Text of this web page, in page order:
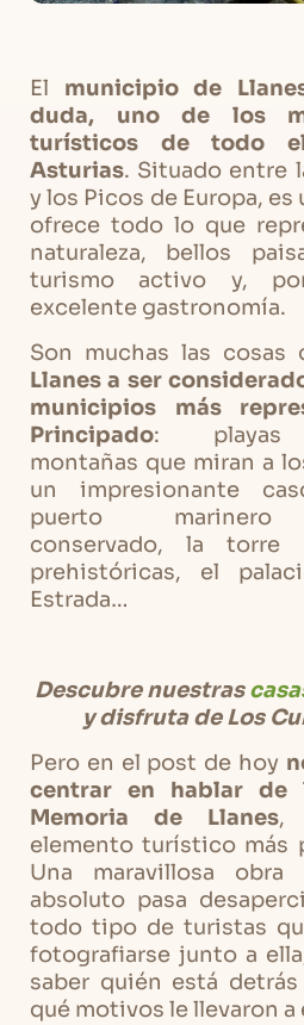
El municipio de
duda, uno de los
turísticos de todo
Asturias. Situado entre
y los Picos de Europa,
ofrece todo lo que
naturaleza, bellos
turismo activo y,
excelente gastronomía.
Son muchas las cosas
Llanes a ser
municipios más
Principado: playas
montañas que miran a
un impresionante
puerto marinero
conservado, la torre
prehistóricas, el
Estrada…
Descubre nuestras
y disfruta de Los
Pero en el post de hoy
centrar en hablar de
Memoria de Llanes,
elemento turístico más
Una maravillosa
absoluto pasa
todo tipo de turistas
fotografiarse junto a
saber quién está
qué motivos le llevaron a